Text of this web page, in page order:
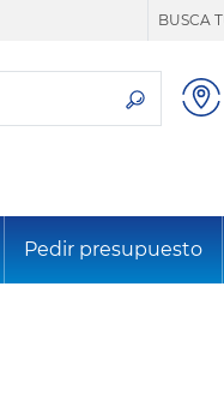
BUSCA
Pedir presupuesto